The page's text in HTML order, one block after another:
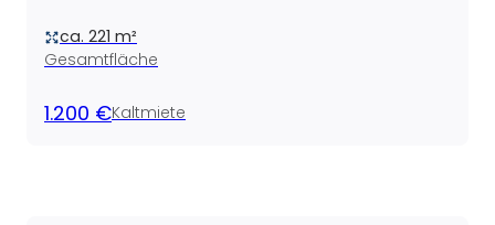
ca. 221 m²
Gesamtfläche
1.200 €Kaltmiete